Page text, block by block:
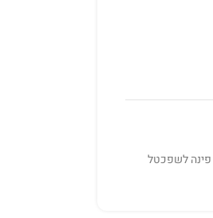
פינה לשפכטל